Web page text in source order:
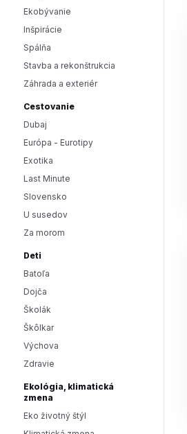
Ekobývanie
Inšpirácie
Spálňa
Stavba a rekonštrukcia
Záhrada a exteriér
Cestovanie
Dubaj
Európa - Eurotipy
Exotika
Last Minute
Slovensko
U susedov
Za morom
Deti
Batoľa
Dojča
Školák
Škôlkar
Výchova
Zdravie
Ekológia, klimatická
zmena
Eko životný štýl